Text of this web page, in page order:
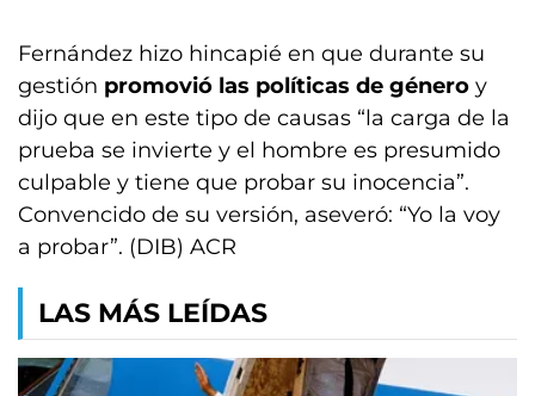
Fernández hizo hincapié en que durante su
gestión promovió las políticas de género y
dijo que en este tipo de causas “la carga de la
prueba se invierte y el hombre es presumido
culpable y tiene que probar su inocencia”.
Convencido de su versión, aseveró: “Yo la voy
a probar”. (DIB) ACR
LAS MÁS LEÍDAS